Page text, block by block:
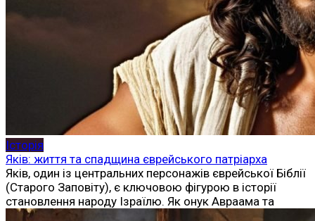
Історія
Яків: життя та спадщина єврейського патріарха
Яків, один із центральних персонажів єврейської Біблії
(Старого Заповіту), є ключовою фігурою в історії
становлення народу Ізраїлю. Як онук Авраама та